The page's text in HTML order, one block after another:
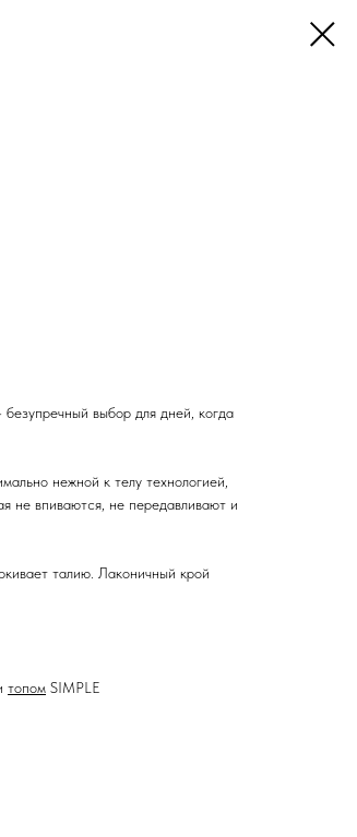
выбор для дней, когда
нежной к телу технологией,
не впиваются, не передавливают и
талию. Лаконичный крой
топом SIMPLE